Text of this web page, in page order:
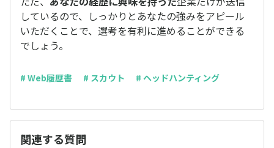
しているので、しっかりとあなたの強みをアピール
いただくことで、選考を有利に進めることができる
でしょう。
# Web履歴書 # スカウト # ヘッドハンティング
関連する質問